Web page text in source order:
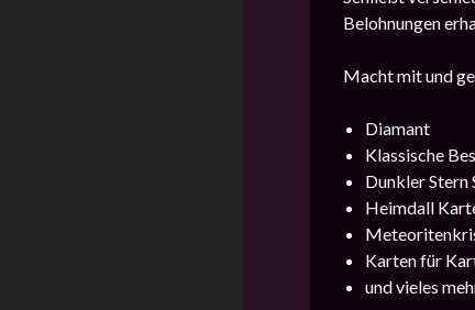
Belohnungen
Macht mit und
Diamant
Klassische
Dunkler Stern
Heimdall
Karten für
und vieles